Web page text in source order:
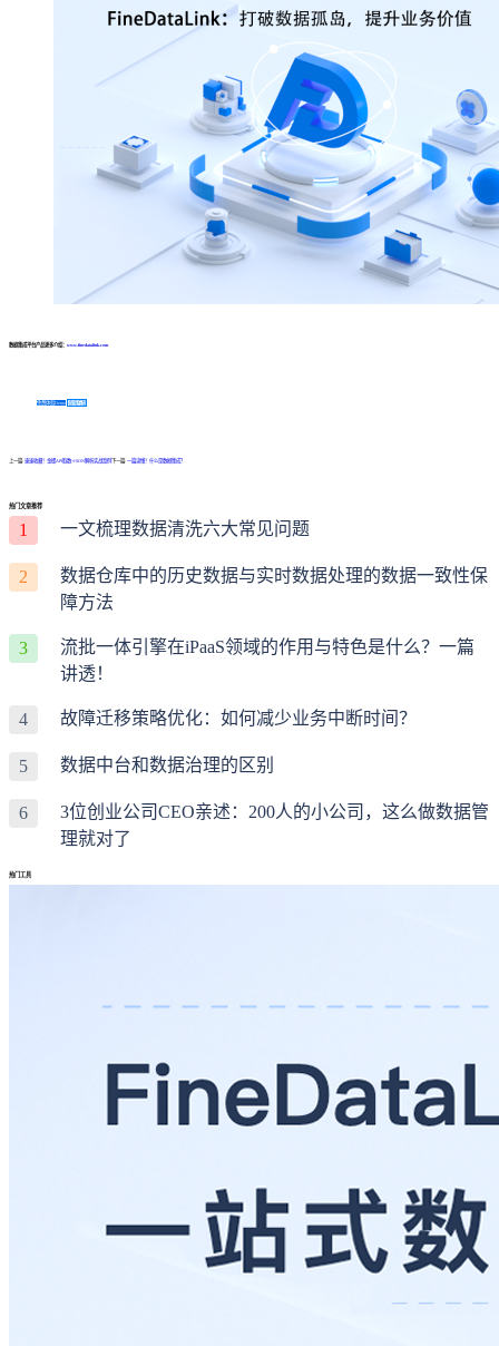
数据集成平台产品更多介绍： www.finedatalink.com
免费体验Demo 咨询方案
上一篇: 速速收藏！金蝶API取数+JSON解析实战案例 下一篇: 一篇读懂！什么是数据集成？
热门文章推荐
1 一文梳理数据清洗六大常见问题
2
数据仓库中的历史数据与实时数据处理的数据一致性保
障方法
3
流批一体引擎在iPaaS领域的作用与特色是什么？一篇
讲透！
4 故障迁移策略优化：如何减少业务中断时间？
5 数据中台和数据治理的区别
6
3位创业公司CEO亲述：200人的小公司，这么做数据管
理就对了
热门工具